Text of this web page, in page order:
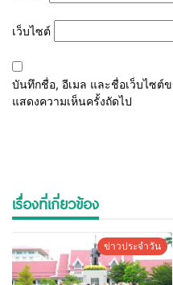
เว็บไซต์
บันทึกชื่อ, อีเมล และชื่อเว็บไซต์
แสดงความเห็นครั้งถัดไป
เรื่องที่เกี่ยวข้อง
ข่าวประจำวัน